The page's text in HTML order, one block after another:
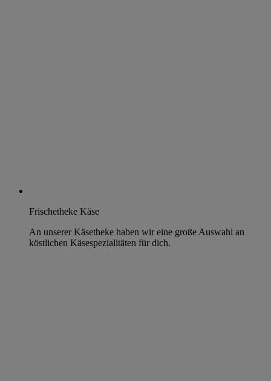
Frischetheke Käse
An unserer Käsetheke haben wir eine große Auswahl an
köstlichen Käsespezialitäten für dich.